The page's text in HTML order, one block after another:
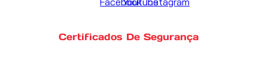
Certificados De Segurança